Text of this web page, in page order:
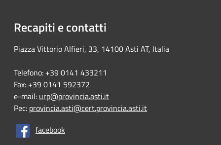
Recapiti e contatti
Piazza Vittorio Alfieri, 33, 14100 Asti AT, Italia
Telefono: +39 0141 433211
Fax: +39 0141 592372
e-mail: urp@provincia.asti.it
Pec: provincia.asti@cert.provincia.asti.it
facebook